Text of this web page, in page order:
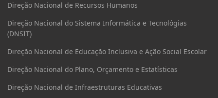
Direção Nacional de Recursos Humanos
Direção Nacional do Sistema Informática e Tecnológias
(DNSIT)
Direção Nacional de Educação Inclusiva e Ação Social Escolar
Direção Nacional do Plano, Orçamento e Estatísticas
Direção Nacional de Infraestruturas Educativas